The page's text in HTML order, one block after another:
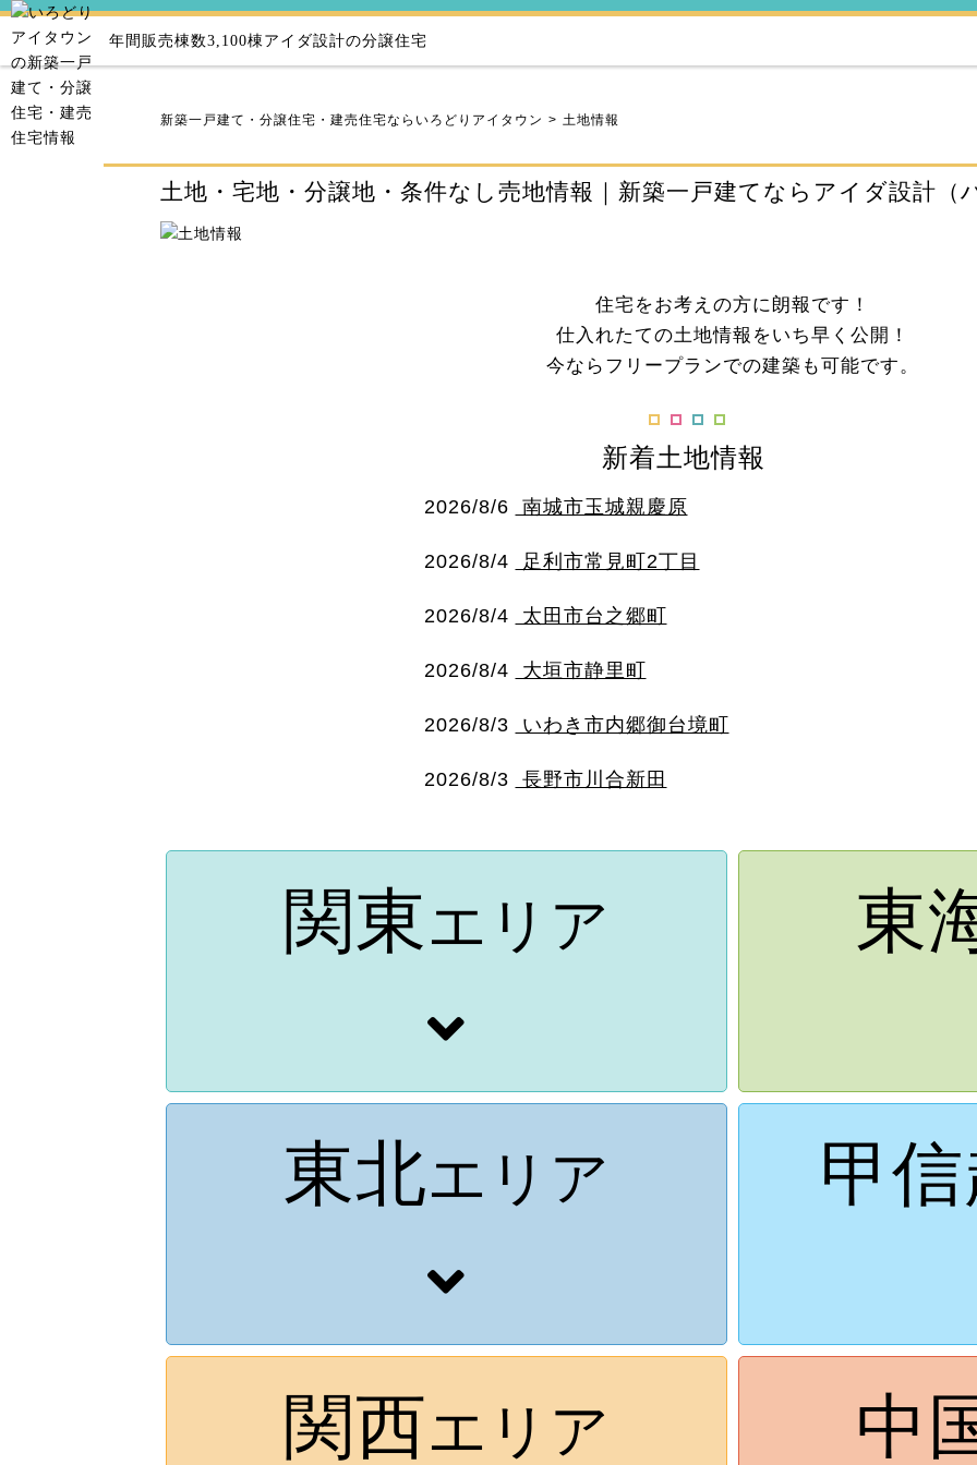
年間販売棟数3,100棟アイダ設計の分譲住宅
新築一戸建て・分譲住宅・建売住宅ならいろどりアイタウン 土地情報
土地・宅地・分譲地・条件なし売地情報｜新築一戸建てならアイダ設計（
住宅をお考えの方に朗報です！
仕入れたての土地情報をいち早く公開！
今ならフリープランでの建築も可能です。
新着土地情報
2026/8/6 南城市玉城親慶原
2026/8/4 足利市常見町2丁目
2026/8/4 太田市台之郷町
2026/8/4 大垣市静里町
2026/8/3 いわき市内郷御台境町
2026/8/3 長野市川合新田
関東エリア 東
東北エリア 甲
関西エリア 中